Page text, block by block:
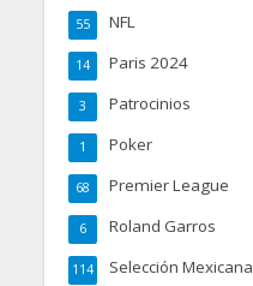
NFL
55
Paris 2024
14
Patrocinios
3
Poker
1
Premier League
68
Roland Garros
6
Selección Mexicana
114